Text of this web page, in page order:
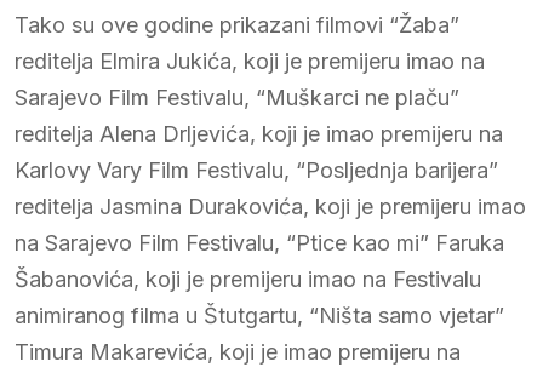
Tako su ove godine prikazani filmovi “Žaba”
reditelja Elmira Jukića, koji je premijeru imao na
Sarajevo Film Festivalu, “Muškarci ne plaču”
reditelja Alena Drljevića, koji je imao premijeru na
Karlovy Vary Film Festivalu, “Posljednja barijera”
reditelja Jasmina Durakovića, koji je premijeru imao
na Sarajevo Film Festivalu, “Ptice kao mi” Faruka
Šabanovića, koji je premijeru imao na Festivalu
animiranog filma u Štutgartu, “Ništa samo vjetar”
Timura Makarevića, koji je imao premijeru na